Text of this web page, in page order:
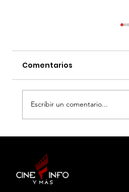
CURIOSOS por LIZ GIL
Comentarios
Escribir un comentario...